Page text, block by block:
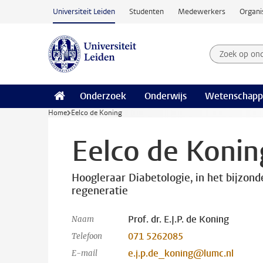
Ga naar hoofdinhoud
Universiteit Leiden Studenten Medewerkers
Zoek op
Zoekterm
Onderzoek Onderwijs
Home Eelco de Koning
Eelco de
Hoogleraar Diabetologie, in het
regeneratie
Naam Prof. dr. E.J.P. de Koning
Telefoon 071 5262085
E-mail e.j.p.de_koning@lumc.nl